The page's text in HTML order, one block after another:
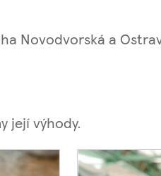
Novodvorská a
její výhody.